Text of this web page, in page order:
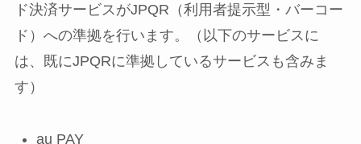
ド決済サービスがJPQR（利用者提示型・バーコー
ド）への準拠を行います。（以下のサービスに
は、既にJPQRに準拠しているサービスも含みま
す）
au PAY